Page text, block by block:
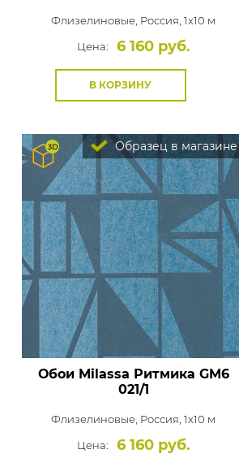
Флизелиновые, Россия, 1x10 м
Цена:
6 160 руб.
В КОРЗИНУ
Образец в магазине
Обои Milassa Ритмика GM6
021/1
Флизелиновые, Россия, 1x10 м
Цена:
6 160 руб.